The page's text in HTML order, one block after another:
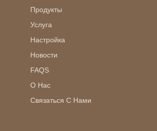
Продукты
Услуга
Настройка
Новости
FAQS
О Нас
Связаться С Нами